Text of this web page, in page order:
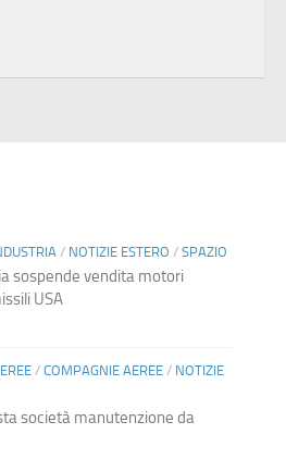
/ NOTIZIE ESTERO / SPAZIO
sospende vendita motori
USA
/ COMPAGNIE AEREE/ NOTIZIE
società manutenzione da